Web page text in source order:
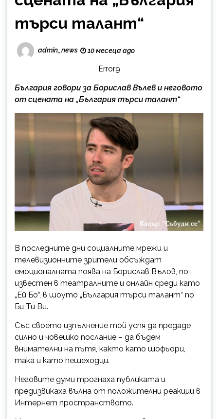
търси талант“
admin_news 10 месеца ago
Error9
България говори за Борислав Вълев и неговото
от сцената на „България търси талант“
В последните дни социалните мрежи и
телевизионните зрители обсъждат
емоционалната поява на Борислав Вълов, по-
известен в театралните и онлайн среди като
„Ей Бо“, в шоуто „България търси талант“ по
Би Ти Ви.
Със своето изпълнение той успя да предаде
силно и човешко послание – да бъдем
внимателни на пътя, както като шофьори,
така и като пешеходци.
Неговите думи трогнаха публиката и
предизвикаха вълна от положителни реакции в
Интернет пространството.